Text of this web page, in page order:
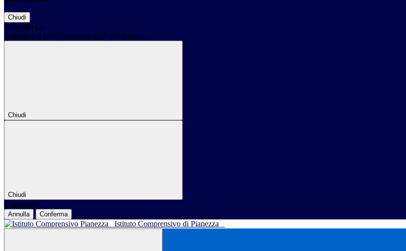
Chiudi
Attendere...
Attendere il completamento dell'operazione...
Chiudi
Chiudi
Conferma
Annulla Conferma
Istituto Comprensivo di Pianezza